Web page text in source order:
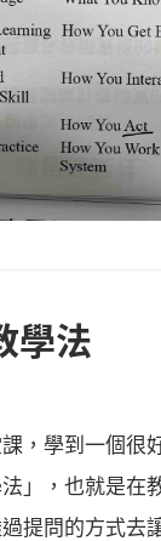
學法
，學到一個很
」，也就是在
提問的方式去